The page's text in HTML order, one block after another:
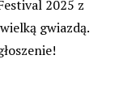
2025 z
gwiazdą.